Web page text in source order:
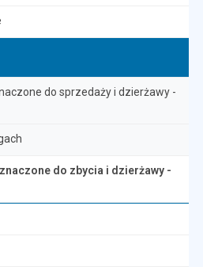
do sprzedaży i dzierżawy -
do zbycia i dzierżawy -